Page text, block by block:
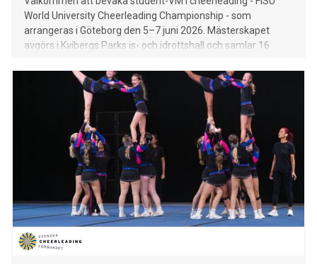
World University Cheerleading Championship - som
arrangeras i Göteborg den 5–7 juni 2026. Mästerskapet
avgörs i Kvibergs Parks is- och idrottshall och samlar 16
cheerleading på högsta nivå.